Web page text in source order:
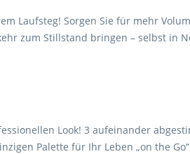
Laufsteg! Sorgen Sie für mehr
zum Stillstand bringen – selbst in
Look! 3 aufeinander
Palette für Ihr Leben „on the